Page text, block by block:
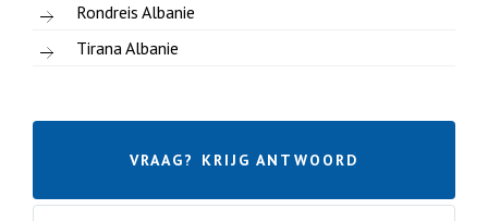
Rondreis Albanie
Tirana Albanie
VRAAG? KRIJG ANTWOORD